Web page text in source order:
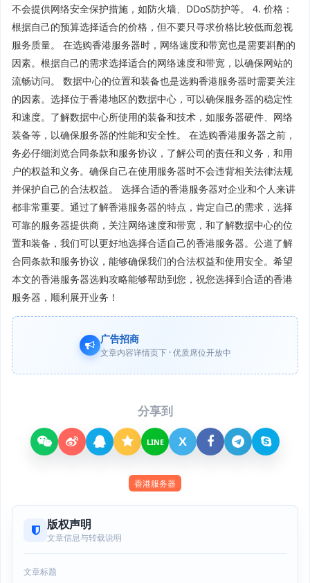
不会提供网络安全保护措施，如防火墙、DDoS防护等。 4. 价格：
根据自己的预算选择适合的价格，但不要只寻求价格比较低而忽视
服务质量。 在选购香港服务器时，网络速度和带宽也是需要斟酌的
因素。根据自己的需求选择适合的网络速度和带宽，以确保网站的
流畅访问。 数据中心的位置和装备也是选购香港服务器时需要关注
的因素。选择位于香港地区的数据中心，可以确保服务器的稳定性
和速度。了解数据中心所使用的装备和技术，如服务器硬件、网络
装备等，以确保服务器的性能和安全性。 在选购香港服务器之前，
务必仔细浏览合同条款和服务协议，了解公司的责任和义务，和用
户的权益和义务。确保自己在使用服务器时不会违背相关法律法规
并保护自己的合法权益。 选择合适的香港服务器对企业和个人来讲
都非常重要。通过了解香港服务器的特点，肯定自己的需求，选择
可靠的服务器提供商，关注网络速度和带宽，和了解数据中心的位
置和装备，我们可以更好地选择合适自己的香港服务器。公道了解
合同条款和服务协议，能够确保我们的合法权益和使用安全。希望
本文的香港服务器选购攻略能够帮助到您，祝您选择到合适的香港
服务器，顺利展开业务！
广告招商
文章内容详情页下 · 优质席位开放中
分享到
LINE X
香港服务器
版权声明
文章信息与转载说明
文章标题